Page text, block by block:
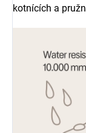
kotnících a